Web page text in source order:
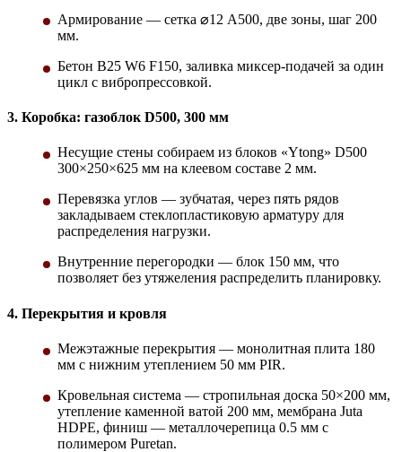
Армирование — сетка ⌀12 А500, две зоны, шаг 200
мм.
Бетон B25 W6 F150, заливка миксер-подачей за один
цикл с вибропрессовкой.
3. Коробка: газоблок D500, 300 мм
Несущие стены собираем из блоков «Ytong» D500
300×250×625 мм на клеевом составе 2 мм.
Перевязка углов — зубчатая, через пять рядов
закладываем стеклопластиковую арматуру для
распределения нагрузки.
Внутренние перегородки — блок 150 мм, что
позволяет без утяжеления распределить планировку.
4. Перекрытия и кровля
Межэтажные перекрытия — монолитная плита 180
мм с нижним утеплением 50 мм PIR.
Кровельная система — стропильная доска 50×200 мм,
утепление каменной ватой 200 мм, мембрана Juta
HDPE, финиш — металлочерепица 0.5 мм с
полимером Puretan.